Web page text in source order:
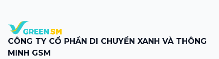
CÔNG TY CỔ PHẦN DI CHUYỂN XANH VÀ THÔNG
MINH GSM